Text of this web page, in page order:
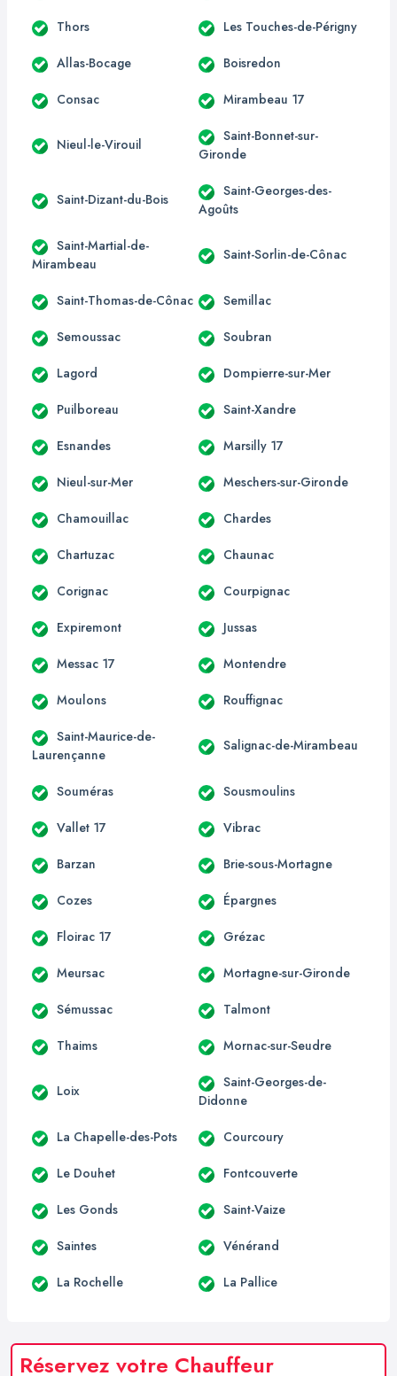
Thors Les Touches-de-Périgny
Allas-Bocage Boisredon
Consac Mirambeau 17
Nieul-le-Virouil
Saint-Bonnet-sur-
Gironde
Saint-Dizant-du-Bois
Saint-Georges-des-
Agoûts
Saint-Martial-de-
Mirambeau
Saint-Sorlin-de-Cônac
Saint-Thomas-de-Cônac Semillac
Semoussac Soubran
Lagord Dompierre-sur-Mer
Puilboreau Saint-Xandre
Esnandes Marsilly 17
Nieul-sur-Mer Meschers-sur-Gironde
Chamouillac Chardes
Chartuzac Chaunac
Corignac Courpignac
Expiremont Jussas
Messac 17 Montendre
Moulons Rouffignac
Saint-Maurice-de-
Laurençanne
Salignac-de-Mirambeau
Souméras Sousmoulins
Vallet 17 Vibrac
Barzan Brie-sous-Mortagne
Cozes Épargnes
Floirac 17 Grézac
Meursac Mortagne-sur-Gironde
Sémussac Talmont
Thaims Mornac-sur-Seudre
Loix
Saint-Georges-de-
Didonne
La Chapelle-des-Pots Courcoury
Le Douhet Fontcouverte
Les Gonds Saint-Vaize
Saintes Vénérand
La Rochelle La Pallice
Réservez votre Chauffeur